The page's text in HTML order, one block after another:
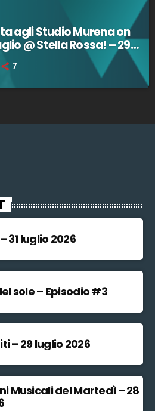
agli Studio Murena on
@ Stella Rossa! – 29
7
31 luglio 2026
sole – Episodio #3
– 29 luglio 2026
Musicali del Martedì – 28